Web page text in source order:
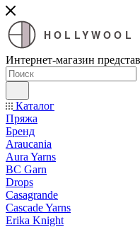
HOLLYWOOL
Интернет-магазин
Каталог
Пряжа
Бренд
Araucania
Aura Yarns
BC Garn
Drops
Casagrande
Cascade Yarns
Erika Knight